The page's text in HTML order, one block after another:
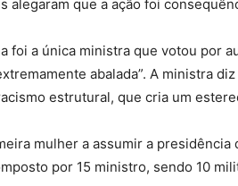
alegaram que a ação foi
foi a única ministra que votou por
abalada”. A ministra
estrutural, que cria um
mulher a assumir a
por 15 ministro, sendo 10